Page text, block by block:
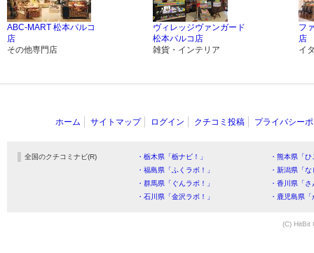
ABC-MART 松本パルコ
店
その他専門店
ヴィレッジヴァンガード
松本パルコ店
雑貨・インテリア
フ
店
イ
ホーム サイトマップ ログイン クチコミ投稿 プライバシー
全国のクチコミナビ(R) ・栃木県「栃ナビ！」
・熊本県「
・福島県「ふくラボ！」
・新潟県「
・群馬県「ぐんラボ！」
・香川県「
・石川県「金沢ラボ！」
・鹿児島県
(C) HitBit